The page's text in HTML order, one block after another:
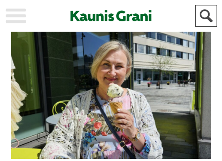
KAUPUNKI
STADEN
AJANKOHTAISTA
AKTUELLT
URHEILU
IDROTT
KULTTUURI
KULTUR
HISTORIA
HISTORIA
YLEINEN
ALLMÄN
MAINOSTAJILLE
FÖR
ANNONSÖRER